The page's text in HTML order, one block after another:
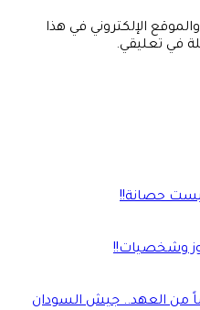
الإلكتروني في هذا
في تعليقي.
ليست حصانة!!
وشخصيات!!
تكتب… 72 عاماً من العهد.. جيش السودان